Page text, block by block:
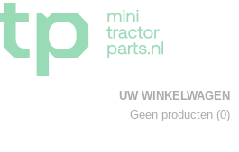
UW WINKELWAGEN
Geen producten (0)